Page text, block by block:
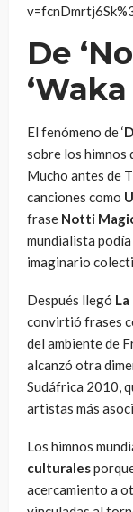
De
El fenómeno de ‘
sobre los himnos
Mucho antes de
canciones como
frase Notti
mundialista
imaginario
Después llegó
convirtió frases
del ambiente de
alcanzó otra
Sudáfrica 2010,
artistas más
Los himnos
culturales
acercamiento a